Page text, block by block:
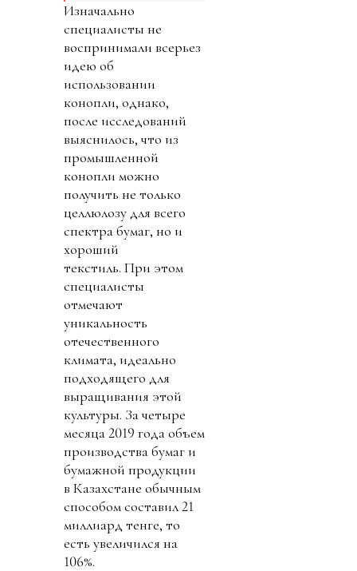
Изначально
специалисты не
воспринимали всерьез
идею об
использовании
конопли, однако,
после исследований
выяснилось, что из
промышленной
конопли можно
получить не только
целлюлозу для всего
спектра бумаг, но и
хороший
текстиль. При этом
специалисты
отмечают
уникальность
отечественного
климата, идеально
подходящего для
выращивания этой
культуры. За четыре
месяца 2019 года объем
производства бумаг и
бумажной продукции
в Казахстане обычным
способом составил 21
миллиард тенге, то
есть увеличился на
106%.